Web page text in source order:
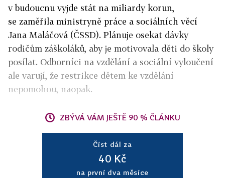
v budoucnu vyjde stát na miliardy korun,
se zaměřila ministryně práce a sociálních věcí
Jana Maláčová (ČSSD). Plánuje osekat dávky
rodičům záškoláků, aby je motivovala děti do školy
posílat. Odborníci na vzdělání a sociální vyloučení
ale varují, že restrikce dětem ke vzdělání
nepomohou, naopak.
ZBÝVÁ VÁM JEŠTĚ 90 % ČLÁNKU
Číst dál za
40 Kč
na první dva měsíce